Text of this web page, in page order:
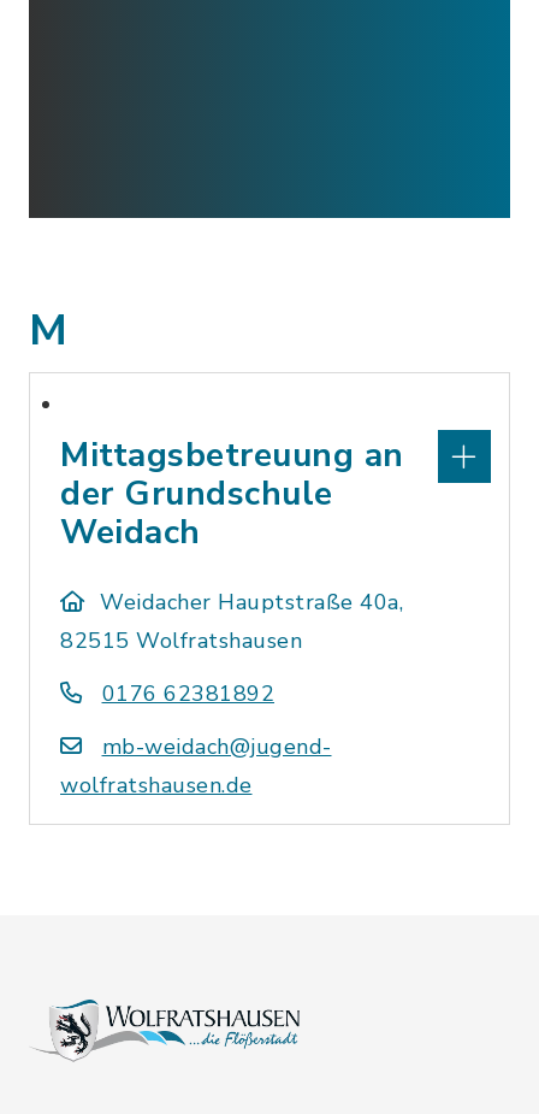
M
Mittagsbetreuung an
der Grundschule
Weidach
Weidacher Hauptstraße 40a,
82515 Wolfratshausen
0176 62381892
mb-weidach@jugend-
wolfratshausen.de